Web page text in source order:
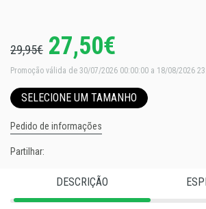
DESCRIÇÃO
29,95€ 27,50€
Promoção válida de 30/07/2026 00:00:00 a 18/08/2026
SELECIONE UM TAMANHO
Pedido de informações
Partilhar: